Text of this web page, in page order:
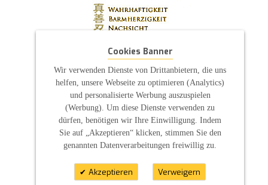
Cookies Banner
Wir verwenden Dienste von Drittanbietern, die uns
helfen, unsere Webseite zu optimieren (Analytics)
und personalisierte Werbung auszuspielen
(Werbung). Um diese Dienste verwenden zu
dürfen, benötigen wir Ihre Einwilligung. Indem
Sie auf „Akzeptieren“ klicken, stimmen Sie den
genannten Datenverarbeitungen freiwillig zu.
Akzeptieren Verweigern